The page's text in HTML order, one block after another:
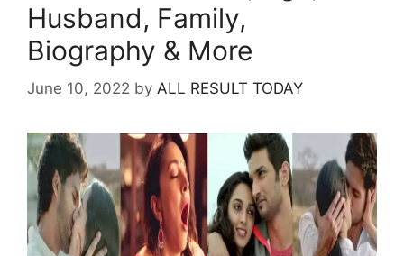
Husband, Family,
Biography & More
June 10, 2022 by ALL RESULT TODAY